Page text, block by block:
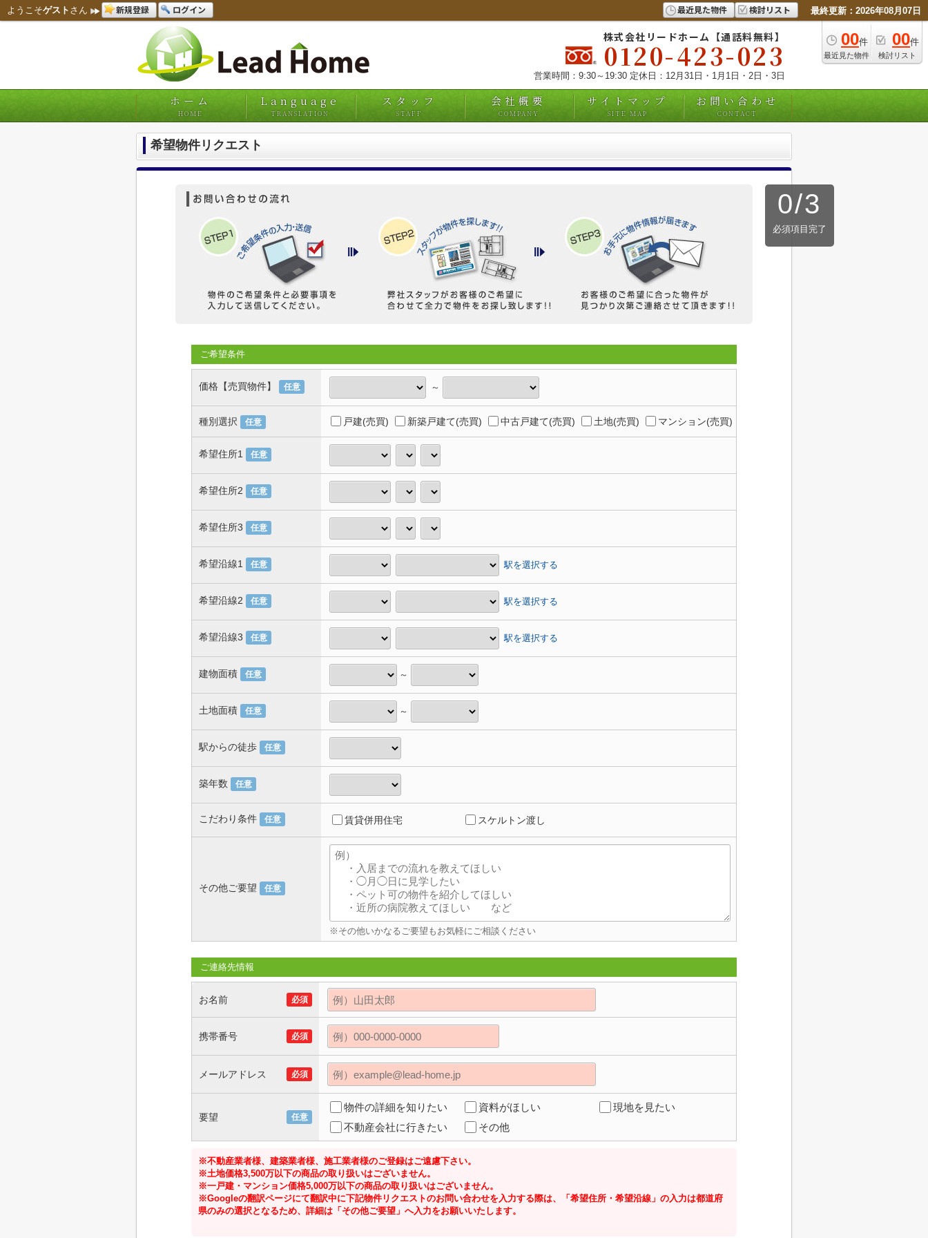
ようこそゲスト さん 新規登録 ログイン 最近見た物件 検討リスト 最終更新：2026年08月07日
00件
最近見た物件
00件
検討リスト
株式会社リードホーム【通話料無料】
0120-423-023
営業時間：9:30～19:30 定休日：12月31日・1月1日・2日・3日
ホーム
HOME
Language
TRANSLATION
スタッフ
STAFF
会社概要
COMPANY
サイトマップ
SITE MAP
お問い合わせ
CONTACT
希望物件リクエスト
0/3
必須項目完了
ご希望条件
価格【売買物件】 任意 ～
種別選択 任意 戸建(売買) 新築戸建て(売買) 中古戸建て(売買) 土地(売買) マンション(売買)
希望住所1 任意
希望住所2 任意
希望住所3 任意
希望沿線1 任意 駅を選択する
希望沿線2 任意 駅を選択する
希望沿線3 任意 駅を選択する
建物面積 任意 ～
土地面積 任意 ～
駅からの徒歩 任意
築年数 任意
こだわり条件 任意 賃貸併用住宅 スケルトン渡し
その他ご要望 任意
※その他いかなるご要望もお気軽にご相談ください
ご連絡先情報
お名前 必須
携帯番号 必須
メールアドレス 必須
要望 任意
物件の詳細を知りたい 資料がほしい
現地を見たい
不動産会社に行きたい
その他
※不動産業者様、建築業者様、施工業者様のご登録はご遠慮下さい。
※土地価格3,500万以下の商品の取り扱いはございません。
※一戸建・マンション価格5,000万以下の商品の取り扱いはございません。
※Googleの翻訳ページにて翻訳中に下記物件リクエストのお問い合わせを入力する際は、「希望住所・希望沿線」の入力は都道府
県のみの選択となるため、詳細は「その他ご要望」へ入力をお願いいたします。